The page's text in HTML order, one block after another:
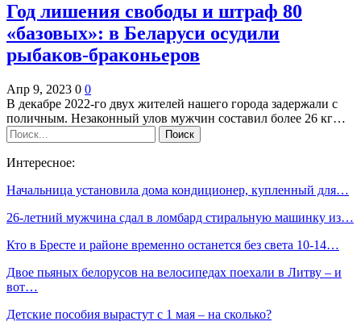
Год лишения свободы и штраф 80
«базовых»: в Беларуси осудили
рыбаков-браконьеров
Апр 9, 2023 0 0
В декабре 2022-го двух жителей нашего города задержали с
поличным. Незаконный улов мужчин составил более 26 кг…
Интересное:
Начальница установила дома кондиционер, купленный для…
26-летний мужчина сдал в ломбард стиральную машинку из…
Кто в Бресте и районе временно останется без света 10-14…
Двое пьяных белорусов на велосипедах поехали в Литву – и
вот…
Детские пособия вырастут с 1 мая – на сколько?